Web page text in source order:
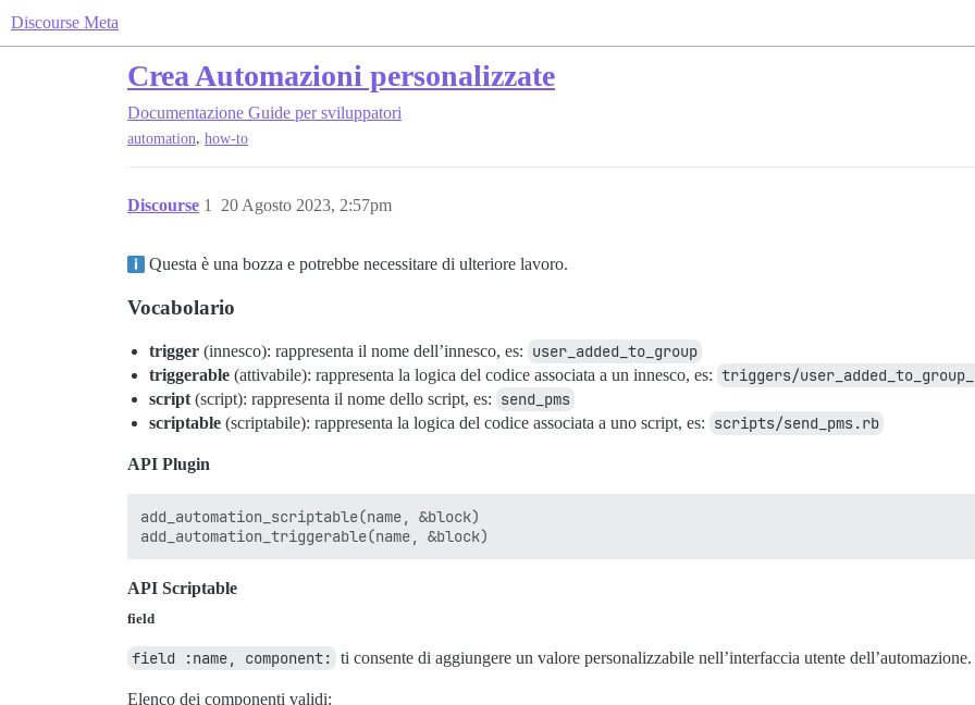
Discourse Meta
Crea Automazioni personalizzate
Documentazione Guide per sviluppatori
automation, how-to
Discourse 20 Agosto 2023, 2:57pm
1
Questa è una bozza e potrebbe necessitare di ulteriore lavoro.
Vocabolario
trigger (innesco): rappresenta il nome dell’innesco, es: user_added_to_group
triggerable (attivabile): rappresenta la logica del codice associata a un innesco, es: triggers/
script (script): rappresenta il nome dello script, es: send_pms
scriptable (scriptabile): rappresenta la logica del codice associata a uno script, es: scripts/send_pms.rb
API Plugin
add_automation_scriptable(name, &block)
API Scriptable
field
field :name, component: ti consente di aggiungere un valore personalizzabile nell’interfaccia utente dell’automazione.
Elenco dei componenti validi: